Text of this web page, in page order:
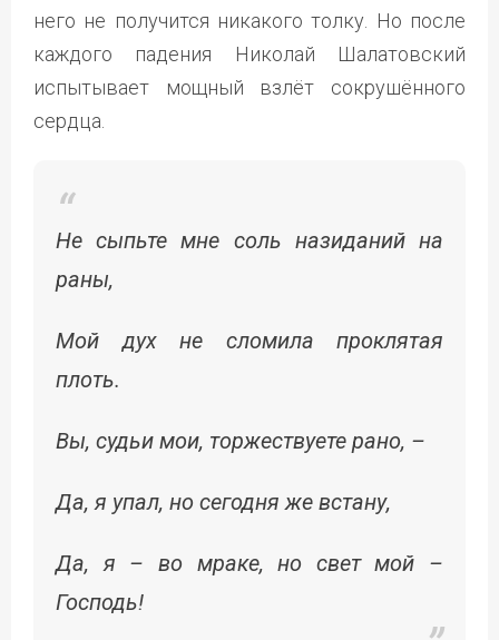
него не получится никакого толку. Но после
каждого падения Николай Шалатовский
испытывает мощный взлёт сокрушённого
сердца.
Не сыпьте мне соль назиданий на
раны,
Мой дух не сломила проклятая
плоть.
Вы, судьи мои, торжествуете рано, –
Да, я упал, но сегодня же встану,
Да, я – во мраке, но свет мой –
Господь!